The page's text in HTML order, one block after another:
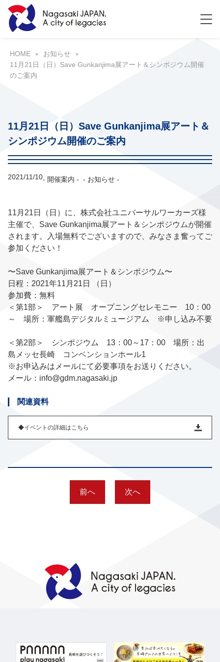
HOME
お知らせ
11月21日（日）Save Gunkanjima展アート＆シンポジウム開催
のご案内
11月21日（日）Save Gunkanjima展アート＆
シンポジウム開催のご案内
2021/11/10- 開催案内 - - お知らせ -
11月21日（日）に、株式会社ユニバーサルワーカーズ様
主催で、Save Gunkanjima展アート＆シンポジウムが開催
されます。入場無料でございますので、みなさま奮ってご
参加ください！
〜Save Gunkanjima展アート＆シンポジウム〜
日程：2021年11月21日 （日）
参加費：無料
＜第1部＞ アート展 オープニングセレモニー 10：00
～ 場所：軍艦島デジタルミュージアム ※申し込み不要
＜第2部＞ シンポジウム 13：00～17：00 場所：出
島メッセ長崎 コンベンションホール1
※お申込みはメールにて必要事項をお送りください。
メール： info@gdm.nagasaki.jp
関連資料
◆イベントの詳細はこちら
前へ 次へ